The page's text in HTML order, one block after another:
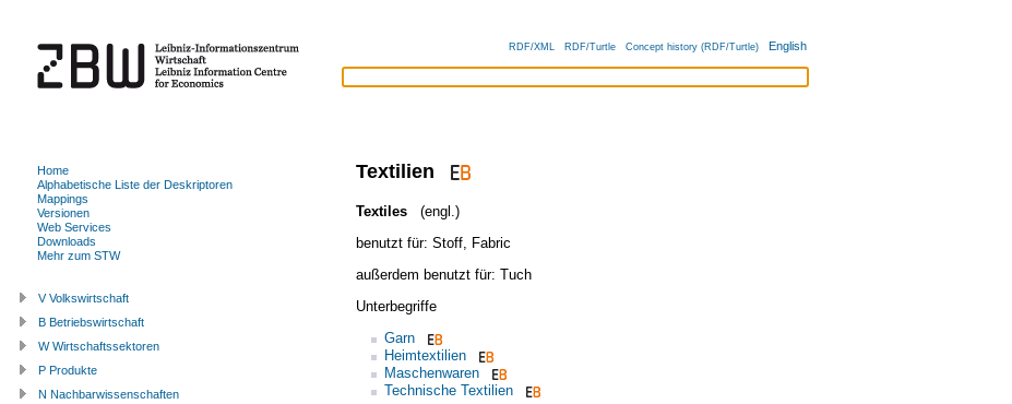
RDF/XML RDF/Turtle Concept history (RDF/Turtle) English
Textilien
Textiles
(engl.)
benutzt für: Stoff, Fabric
außerdem benutzt für: Tuch
Unterbegriffe
Garn
Heimtextilien
Maschenwaren
Technische Textilien
Home
Alphabetische Liste der Deskriptoren
Mappings
Versionen
Web Services
Downloads
Mehr zum STW
V Volkswirtschaft
B Betriebswirtschaft
W Wirtschaftssektoren
P Produkte
N Nachbarwissenschaften